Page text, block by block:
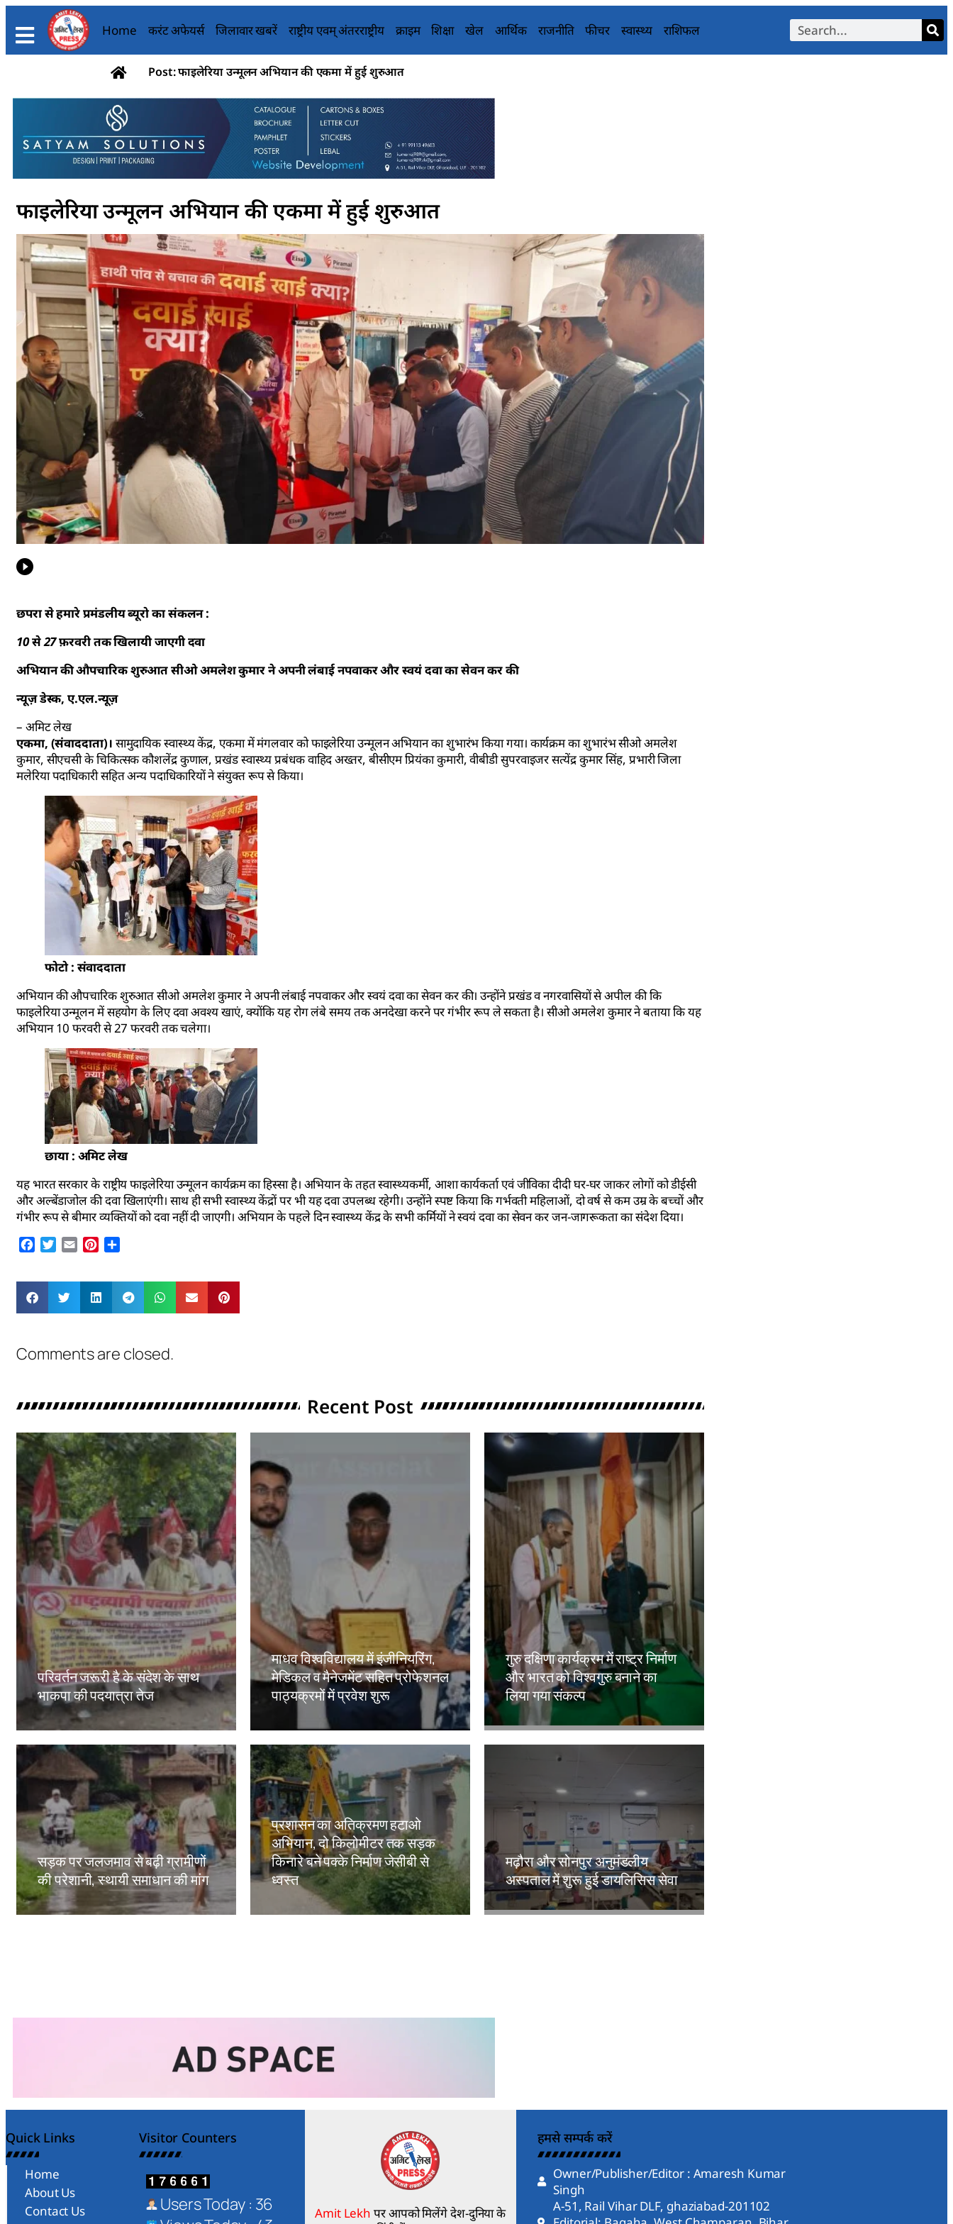
Home करंट अफेयर्स जिलावार खबरें राष्ट्रीय एवम् अंतरराष्ट्रीय क्राइम शिक्षा खेल आर्थिक राजनीति फीचर स्वास्थ्य राशिफल
Post: फाइलेरिया उन्मूलन अभियान की एकमा में हुई शुरुआत
फाइलेरिया उन्मूलन अभियान की एकमा में हुई शुरुआत
छपरा से हमारे प्रमंडलीय ब्यूरो का संकलन :
10 से 27 फ़रवरी तक खिलायी जाएगी दवा
अभियान की औपचारिक शुरुआत सीओ अमलेश कुमार ने अपनी लंबाई नपवाकर और स्वयं दवा का सेवन कर की
न्यूज़ डेस्क, ए.एल.न्यूज़
– अमिट लेख
एकमा, (संवाददाता)। सामुदायिक स्वास्थ्य केंद्र, एकमा में मंगलवार को फाइलेरिया उन्मूलन अभियान का शुभारंभ किया गया। कार्यक्रम का शुभारंभ सीओ अमलेश
कुमार, सीएचसी के चिकित्सक कौशलेंद्र कुणाल, प्रखंड स्वास्थ्य प्रबंधक वाहिद अख्तर, बीसीएम प्रियंका कुमारी, वीबीडी सुपरवाइजर सत्येंद्र कुमार सिंह, प्रभारी जिला
मलेरिया पदाधिकारी सहित अन्य पदाधिकारियों ने संयुक्त रूप से किया।
फोटो : संवाददाता
अभियान की औपचारिक शुरुआत सीओ अमलेश कुमार ने अपनी लंबाई नपवाकर और स्वयं दवा का सेवन कर की। उन्होंने प्रखंड व नगरवासियों से अपील की कि
फाइलेरिया उन्मूलन में सहयोग के लिए दवा अवश्य खाएं, क्योंकि यह रोग लंबे समय तक अनदेखा करने पर गंभीर रूप ले सकता है। सीओ अमलेश कुमार ने बताया कि यह
अभियान 10 फरवरी से 27 फरवरी तक चलेगा।
छाया : अमिट लेख
यह भारत सरकार के राष्ट्रीय फाइलेरिया उन्मूलन कार्यक्रम का हिस्सा है। अभियान के तहत स्वास्थ्यकर्मी, आशा कार्यकर्ता एवं जीविका दीदी घर-घर जाकर लोगों को डीईसी
और अल्बेंडाजोल की दवा खिलाएंगी। साथ ही सभी स्वास्थ्य केंद्रों पर भी यह दवा उपलब्ध रहेगी। उन्होंने स्पष्ट किया कि गर्भवती महिलाओं, दो वर्ष से कम उम्र के बच्चों और
गंभीर रूप से बीमार व्यक्तियों को दवा नहीं दी जाएगी। अभियान के पहले दिन स्वास्थ्य केंद्र के सभी कर्मियों ने स्वयं दवा का सेवन कर जन-जागरूकता का संदेश दिया।
Facebook
Twitter
Email Pinterest
Comments are closed.
Recent Post
परिवर्तन जरूरी है के संदेश के साथ
भाकपा की पदयात्रा तेज
Amit Lekh
माधव विश्वविद्यालय में इंजीनियरिंग,
मेडिकल व मैनेजमेंट सहित प्रोफेशनल
पाठ्यक्रमों में प्रवेश शुरू
गुरु दक्षिणा कार्यक्रम में राष्ट्र निर्माण
और भारत को विश्वगुरु बनाने का
लिया गया संकल्प
Amit Lekh
सड़क पर जलजमाव से बढ़ी ग्रामीणों
की परेशानी, स्थायी समाधान की मांग
Amit Lekh
प्रशासन का अतिक्रमण हटाओ
अभियान, दो किलोमीटर तक सड़क
किनारे बने पक्के निर्माण जेसीबी से
ध्वस्त
मढ़ौरा और सोनपुर अनुमंडलीय
अस्पताल में शुरू हुई डायलिसिस सेवा
Amit Lekh
Quick Links
Home
About Us
Contact Us
Visitor Counters
Users Today : 36
Amit Lekh पर आपको मिलेंगे देश-दुनिया के
हमसे सम्पर्क करें
Owner/Publisher/Editor : Amaresh Kumar
Singh
A-51, Rail Vihar DLF, ghaziabad-201102